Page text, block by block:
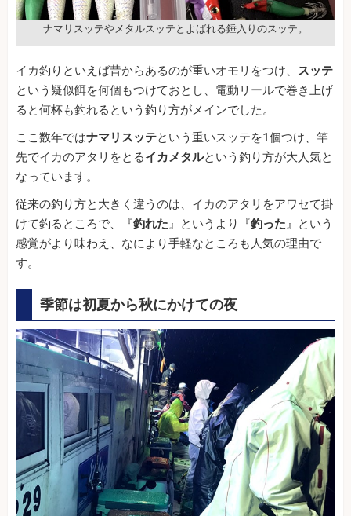
ナマリスッテやメタルスッテとよばれる錘入りのスッテ。
イカ釣りといえば昔からあるのが重いオモリをつけ、 スッテ
という疑似餌を何個もつけておとし、電動リールで巻き上げ
ると何杯も釣れるという釣り方がメインでした。
ここ数年ではナマリスッテという重いスッテを1個つけ、竿
先でイカのアタリをとるイカメタルという釣り方が大人気と
なっています。
従来の釣り方と大きく違うのは、イカのアタリをアワセて掛
けて釣るところで、『釣れた』というより『釣った』という
感覚がより味わえ、なにより手軽なところも人気の理由で
す。
季節は初夏から秋にかけての夜